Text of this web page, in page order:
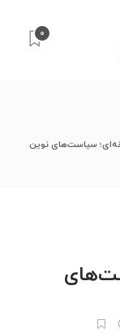
0
سیاست‌های نوین